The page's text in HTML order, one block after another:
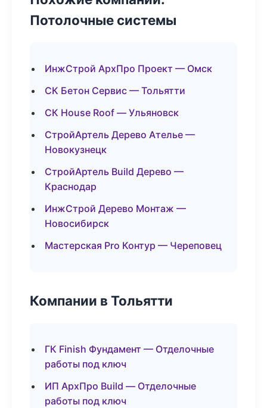
Потолочные системы
ИнжСтрой АрхПро Проект — Омск
СК Бетон Сервис — Тольятти
СК House Roof — Ульяновск
СтройАртель Дерево Ателье —
Новокузнецк
СтройАртель Build Дерево —
Краснодар
ИнжСтрой Дерево Монтаж —
Новосибирск
Мастерская Pro Контур — Череповец
Компании в Тольятти
ГК Finish Фундамент — Отделочные
работы под ключ
ИП АрхПро Build — Отделочные
работы под ключ